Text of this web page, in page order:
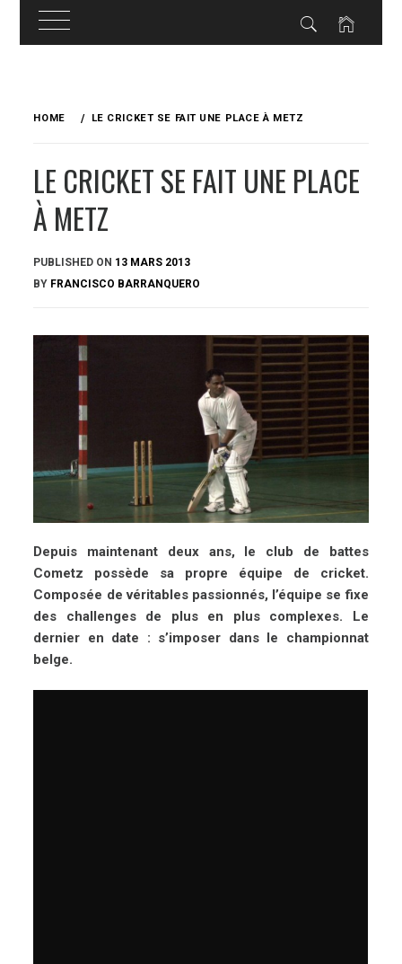
HOME LE CRICKET SE FAIT UNE PLACE À METZ
LE CRICKET SE FAIT UNE PLACE
À METZ
PUBLISHED ON 13 MARS 2013
BY FRANCISCO BARRANQUERO
Depuis maintenant deux ans, le club de battes
Cometz possède sa propre équipe de cricket.
Composée de véritables passionnés, l’équipe se fixe
des challenges de plus en plus complexes. Le
dernier en date : s’imposer dans le championnat
belge.